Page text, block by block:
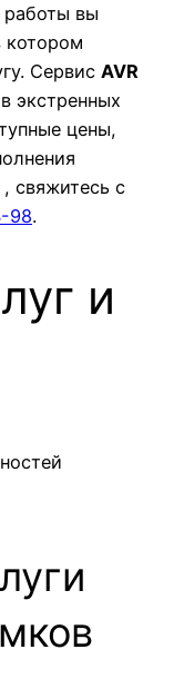
вы
котором
Сервис AVR
экстренных
цены,
свяжитесь с
98.
и